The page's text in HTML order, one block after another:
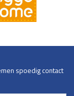
spoedig contact